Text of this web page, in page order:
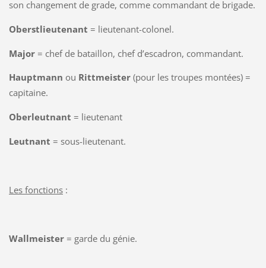
son changement de grade, comme commandant de brigade.
Oberstlieutenant = lieutenant-colonel.
Major= chef de bataillon, chef d’escadron, commandant.
Hauptmann ou Rittmeister(pour les troupes montées) =
capitaine.
Oberleutnant = lieutenant
Leutnant = sous-lieutenant.
Les fonctions:
Wallmeister= garde du génie.